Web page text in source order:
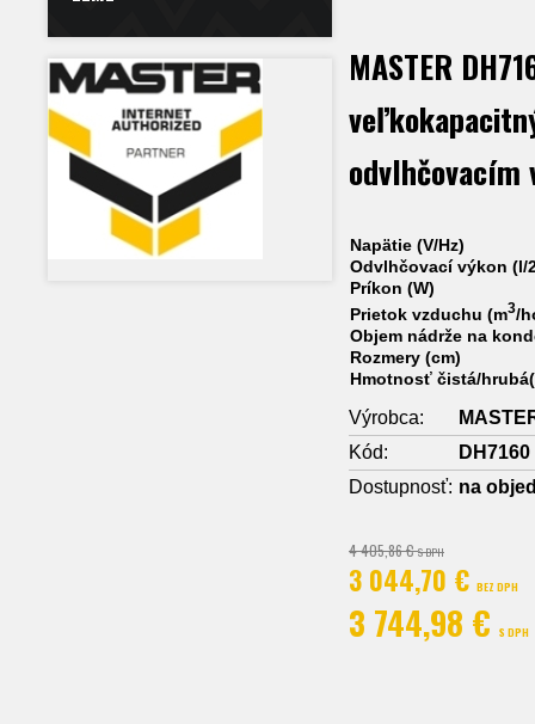
MASTER
odvlhčovacím
Napätie (V/Hz)
Odvlhčovací výkon (l/
Príkon (W)
Prietok vzduchu (m3/
Objem nádrže na
Rozmery (cm)
Hmotnosť čistá/
Výrobca:
Kód:
DH7160
Dostupnosť: na
4 405,86 €S DPH
3 044,70 € BEZ DPH
3 744,98 € S DPH